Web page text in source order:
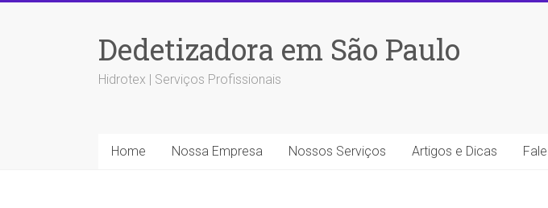
Dedetizadora em São Paulo
Hidrotex | Serviços Profissionais
Home Nossa Empresa Nossos Serviços Artigos e Dicas